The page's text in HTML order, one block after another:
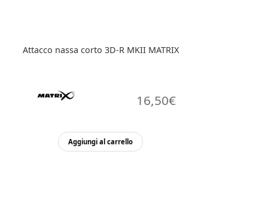
Attacco nassa corto 3D-R MKII MATRIX
16,50€
Aggiungi al carrello